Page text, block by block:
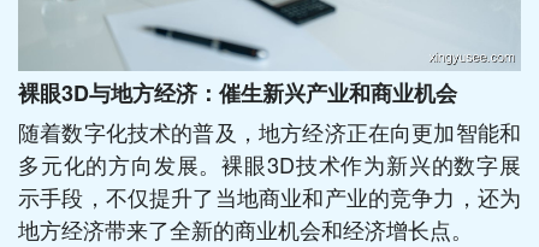
裸眼3D与地方经济：催生新兴产业和商业机会
随着数字化技术的普及，地方经济正在向更加智能和
多元化的方向发展。裸眼3D技术作为新兴的数字展
示手段，不仅提升了当地商业和产业的竞争力，还为
地方经济带来了全新的商业机会和经济增长点。